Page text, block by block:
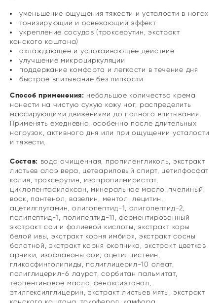
уменьшение ощущения тяжести и усталости в ногах
тонизирующий и освежающий эффект
укрепление сосудов (троксерутин, экстракт
конского каштана)
охлаждающее и успокаивающее действие
улучшение микроциркуляции
поддержание комфорта и легкости в течение дня
быстрое впитывание без липкости
Способ применения: небольшое количество крема
нанести на чистую сухую кожу ног, распределить
массирующими движениями до полного впитывания.
Применять ежедневно, особенно после длительных
нагрузок, активного дня или при ощущении усталости
и тяжести.
Состав: вода очищенная, пропиленгликоль, экстракт
листьев алоэ вера, цетеариловый спирт, цетилфосфат
калия, троксерутин, изопропилмиристат,
циклопентасилоксан, минеральное масло, пчелиный
воск, пантенол, вазелин, ментол, лецитин,
ацетилглутамин, олигопептид-1, олигопептид-2,
полипептид-1, полипептид-11, ферментированный
экстракт сои и фолиевой кислоты, экстракт коры
белой ивы, экстракт корня имбиря, экстракт сосны
болотной, экстракт корня окопника, экстракт цветков
арники, изофлавоны сои, ацетилцистеин,
гликосфинголипиды, полиглицерил-10 олеат,
полиглицерил-6 лаурат, сорбитан пальмитат,
терпентиновое масло, феноксиэтанол,
этилгексилглицерин, экстракт листьев мяты, экстракт